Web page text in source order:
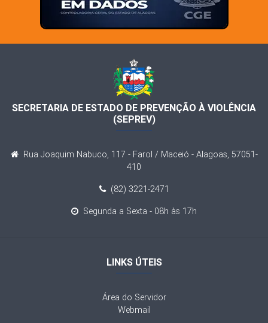
SECRETARIA DE ESTADO DE PREVENÇÃO À VIOLÊNCIA
(SEPREV)
Rua Joaquim Nabuco, 117 - Farol / Maceió - Alagoas, 57051-
410
(82) 3221-2471
Segunda a Sexta - 08h às 17h
LINKS ÚTEIS
Área do Servidor
Webmail